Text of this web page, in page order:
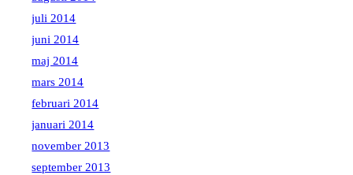
juli 2014
juni 2014
maj 2014
mars 2014
februari 2014
januari 2014
november 2013
september 2013